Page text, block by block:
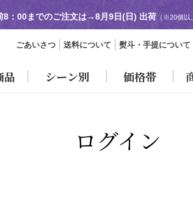
8：00までのご注文は→8月9日(日) 出荷 （※20個以
ごあいさつ 送料について 熨斗・手提について
品 シーン別 価格帯
ログイン